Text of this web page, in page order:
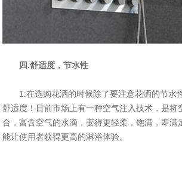
四.舒适度，节水性
1:在选购花洒的时候除了要注意花洒的节水
舒适度！目前市场上有一种空气注入技术，是将
合，富含空气的水滴，变得更轻柔，饱满，即满
能让使用者获得更高的淋浴体验。